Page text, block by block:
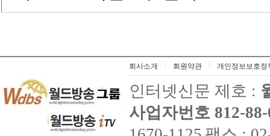
회사소개 회원약관 개인정보보호정
인터넷신문 제호 :
사업자번호 812-